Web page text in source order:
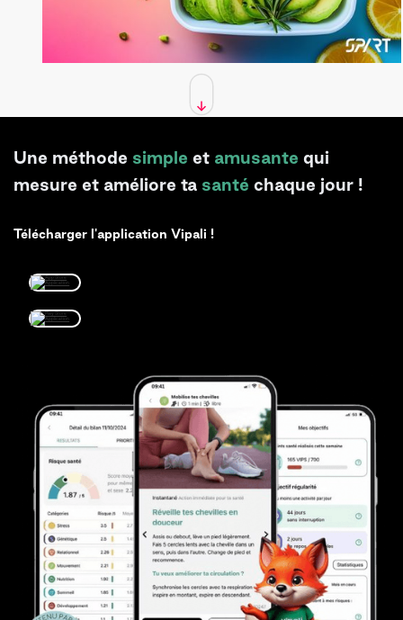
Une méthode simple et amusante qui
mesure et améliore ta santé chaque jour !
Télécharger l'application Vipali !